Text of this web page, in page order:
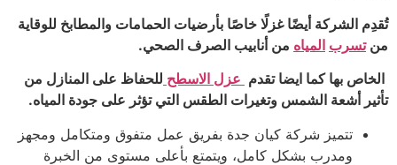
تُقدِم الشركة أيضًا غزلًا خاصًا بأرضيات الحمامات والمطابخ للوقاية
منتسرب المياه من أنابيب الصرف الصحي.
الخاص بها كما ايضا تقدم عزل الاسطح للحفاظ على المنازل من
تأثير أشعة الشمس وتغيرات الطقس التي تؤثر على جودة المياه.
تتميز شركة كيان جدة بفريق عمل متفوق ومتكامل ومجهز
ومدرب بشكل كامل، ويتمتع بأعلى مستوى من الخبرة